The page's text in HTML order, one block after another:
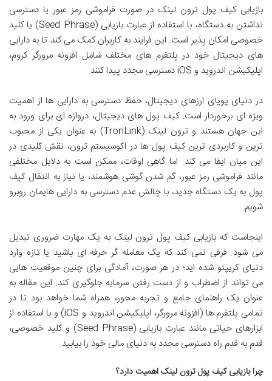
بازیابی کیف پول ترون لینک در صورت فراموشی رمز عبور یا دسترسی
نداشتن به دستگاه، با استفاده از عبارت بازیابی (Seed Phrase) یا کلید
خصوصی امکان پذیر است. این فرایند به کاربران کمک می کند تا به دارایی
های دیجیتال خود در پلتفرم های مختلف شامل افزونه مرورگر کروم،
اپلیکیشن اندروید و iOS دسترسی مجدد پیدا کنند.
در دنیای پویای ارزهای دیجیتال، حفظ دسترسی به دارایی ها از اهمیت
ویژه ای برخوردار است. کیف پول های دیجیتال، دروازه ای برای ورود به
این جهان هستند و ترون لینک (TronLink) به عنوان یکی از محبوب
ترین و کاربردی ترین کیف پول ها در اکوسیستم ترون، نقش کلیدی در
این میان ایفا می کند. اما گاهی اوقات، ممکن است به دلایل مختلفی
مانند فراموشی رمز عبور، گم شدن گوشی هوشمند، یا نیاز به انتقال کیف
پول به یک دستگاه جدید، با چالش عدم دسترسی به دارایی هایمان روبرو
شویم.
اینجاست که بازیابی کیف پول ترون لینک به یک مهارت ضروری تبدیل
می شود. فرقی نمی کند که یک معامله گر حرفه ای باشید یا تازه وارد
دنیای کریپتو شده اید؛ در هر صورت، آمادگی برای چنین موقعیت هایی
می تواند از اضطراب و از دست رفتن سرمایه جلوگیری کند. این مقاله به
عنوان یک راهنمای جامع و تجربه محور، همراه شما خواهد بود تا در
تمامی پلتفرم ها (افزونه مرورگر، اپلیکیشن اندروید و iOS) و با استفاده از
ابزارهای حیاتی مانند عبارت بازیابی (Seed Phrase) و کلید خصوصی،
قدم به قدم راه دسترسی مجدد به دنیای مالی خود را بیابید.
چرا بازیابی کیف پول ترون لینک اهمیت دارد؟